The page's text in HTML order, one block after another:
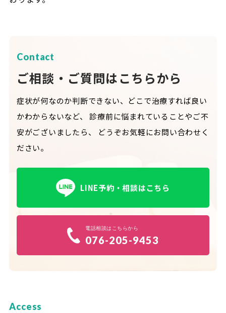
Contact
ご相談・ご質問はこちらから
症状が何なのか判断できない、どこで治療すれば良い
かわからないなど、
診療前に悩まれていることやご不
安がございましたら、
どうぞお気軽にお問い合わせく
ださい。
LINE予約・相談はこちら
電話相談はこちらから
076-205-9453
Access